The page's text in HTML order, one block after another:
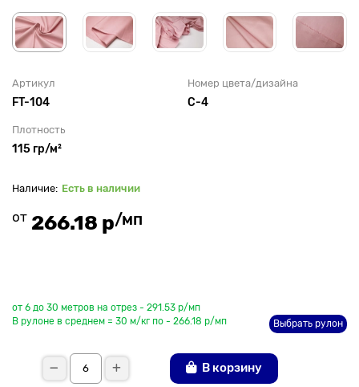
Артикул
FT-104
Номер цвета/дизайна
С-4
Плотность
115 гр/м²
Есть в наличии
от 266.18 р/мп
от 6 до 30 метров на отрез - 291.53 р/мп
В рулоне в среднем = 30 м/кг по - 266.18 р/мп
Выбрать рулон
В корзину